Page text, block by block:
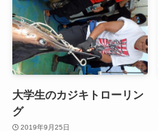
大学生のカジキトローリン
グ
2019年9月25日